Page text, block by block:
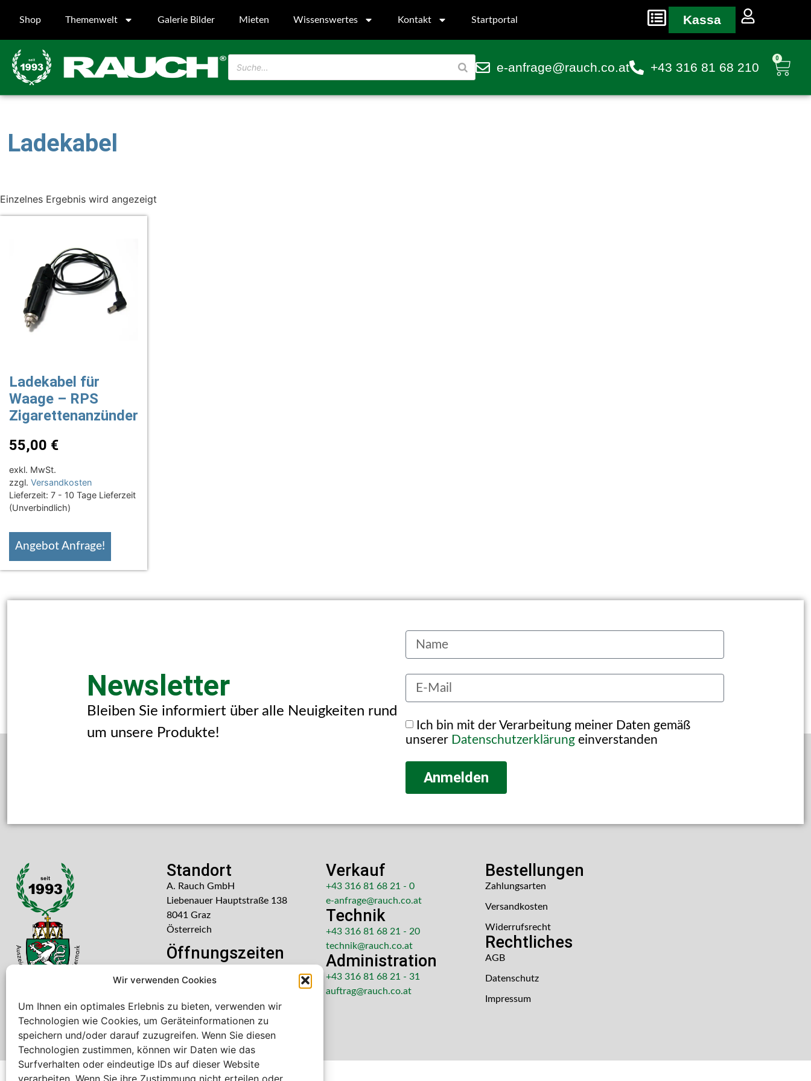
Wir verwenden Cookies
Um Ihnen ein optimales Erlebnis zu bieten, verwenden wir
Technologien wie Cookies, um Geräteinformationen zu
speichern und/oder darauf zuzugreifen. Wenn Sie diesen
Technologien zustimmen, können wir Daten wie das
Surfverhalten oder eindeutige IDs auf dieser Website
verarbeiten. Wenn Sie ihre Zustimmung nicht erteilen oder
Shop Themenwelt Galerie Bilder Mieten Wissenswertes Kontakt Startportal Kassa
e-anfrage@rauch.co.at +43 316 81 68 210
0
Ladekabel
Einzelnes Ergebnis wird angezeigt
Ladekabel für
Waage – RPS
Zigarettenanzünder
55,00 €
exkl. MwSt.
zzgl. Versandkosten
Lieferzeit: 7 - 10 Tage Lieferzeit
(Unverbindlich)
Angebot Anfrage!
Newsletter
Bleiben Sie informiert über alle Neuigkeiten rund
um unsere Produkte!
Ich bin mit der Verarbeitung meiner Daten gemäß
unserer Datenschutzerklärung einverstanden
Anmelden
Standort
A. Rauch GmbH
Liebenauer Hauptstraße 138
8041 Graz
Österreich
Öffnungszeiten
Freitag: 08:00 – 14:30 Uhr
Verkauf
+43 316 81 68 21 - 0
e-anfrage@rauch.co.at
Technik
+43 316 81 68 21 - 20
technik@rauch.co.at
Administration
+43 316 81 68 21 - 31
auftrag@rauch.co.at
Bestellungen
Zahlungsarten
Versandkosten
Widerrufsrecht
Rechtliches
AGB
Datenschutz
Impressum